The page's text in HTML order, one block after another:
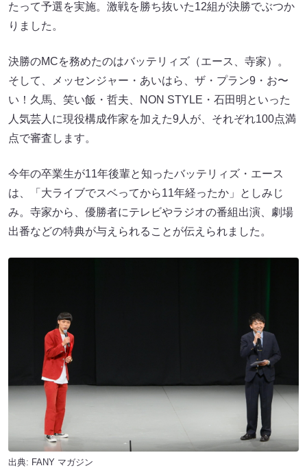
たって予選を実施。激戦を勝ち抜いた12組が決勝でぶつか
りました。
決勝のMCを務めたのはバッテリィズ（エース、寺家）。
そして、メッセンジャー・あいはら、ザ・プラン9・お〜
い！久馬、笑い飯・哲夫、NON STYLE・石田明といった
人気芸人に現役構成作家を加えた9人が、それぞれ100点満
点で審査します。
今年の卒業生が11年後輩と知ったバッテリィズ・エース
は、「大ライブでスベってから11年経ったか」としみじ
み。寺家から、優勝者にテレビやラジオの番組出演、劇場
出番などの特典が与えられることが伝えられました。
出典: FANY マガジン